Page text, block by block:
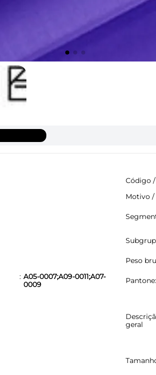
Código
Motivo /
Peso
A05-0007;A09-0011;A07-
0009
Pantone
geral